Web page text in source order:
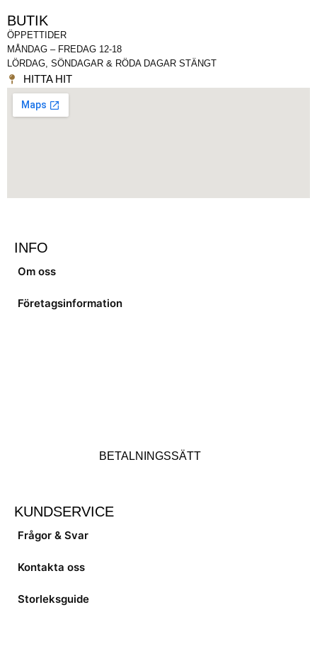
BUTIK
ÖPPETTIDER
MÅNDAG – FREDAG 12-18
LÖRDAG, SÖNDAGAR & RÖDA DAGAR STÄNGT
HITTA HIT
INFO
Om oss
Företagsinformation
BETALNINGSSÄTT
KUNDSERVICE
Frågor & Svar
Kontakta oss
Storleksguide